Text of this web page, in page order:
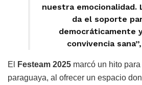
nuestra emocionalidad.
da el soporte
democráticamente
convivencia
El Festeam 2025 marcó un hito
paraguaya, al ofrecer un espacio